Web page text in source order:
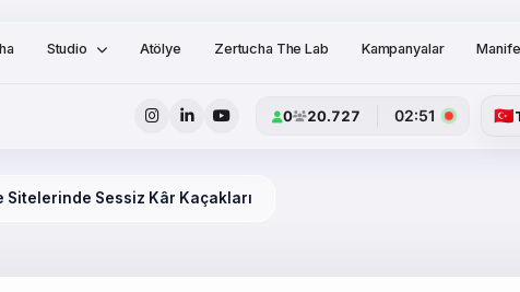
Studio Atölye Zertucha The Lab Kampanyalar
0 20.727 02:51 🇹🇷
Sitelerinde Sessiz Kâr Kaçakları